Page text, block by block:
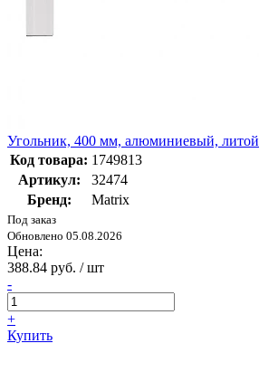
Угольник, 400 мм, алюминиевый, литой
Код товара: 1749813
Артикул:
32474
Бренд:
Matrix
Под заказ
Обновлено 05.08.2026
Цена:
388.84 руб. / шт
-
+
Купить